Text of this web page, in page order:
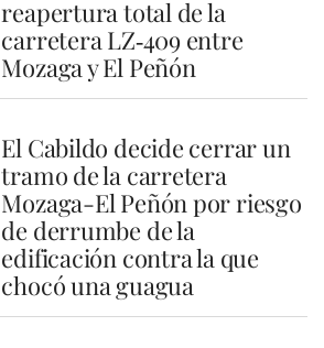
reapertura total de la
carretera LZ‑409 entre
Mozaga y El Peñón
El Cabildo decide cerrar un
tramo de la carretera
Mozaga-El Peñón por riesgo
de derrumbe de la
edificación contra la que
chocó una guagua